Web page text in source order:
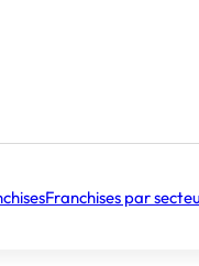
Franchises par
Holly’s Diner